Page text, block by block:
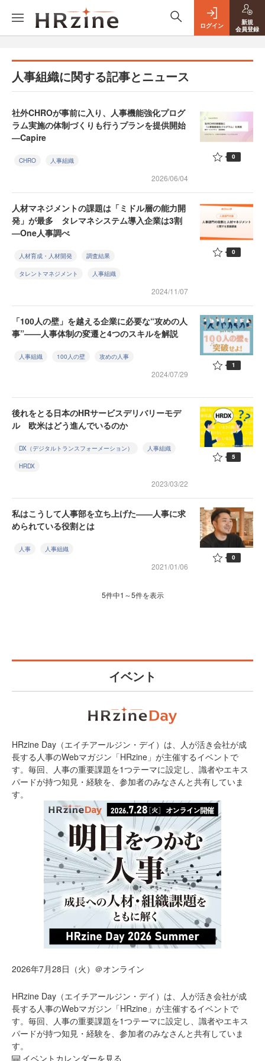
ログイン
新規
会員登録
人事組織に関する記事とニュース
社外CHROが事前に入り、人事機能強化プログ
ラム実施の体制づくりも行うプランを提供開始
—Capire
CHRO 人事組織
2026/06/04
0
人材マネジメントの課題は「ミドル層の能力開
発」が最多 タレマネシステム導入企業は3割
—One人事調べ
人材育成・人材開発 調査結果
タレントマネジメント 人事組織
2024/11/07
0
「100人の壁」を越える企業に必要な“攻めの人
事”——人事体制の変遷と4つのスキルを解説
人事組織 100人の壁 攻めの人事
2024/07/29
1
後れをとる日本のHRサービスデリバリーモデ
ル 欧米はどう進んでいるのか
DX（デジタルトランスフォーメーション） 人事組織
HRDX
2023/03/22
5
私はこうして人事部を立ち上げた――人事に求
められている役割とは
人事 人事組織
2021/01/06
0
5件中1～5件を表示
イベント
HRzine Day（エイチアールジン・デイ）は、人が活き会社が成
長する人事のWebマガジン「HRzine」が主催するイベントで
す。毎回、人事の重要課題を1つテーマに設定し、識者やエキス
パードが持つ知見・経験を、参加者のみなさんと共有していま
す。
2026年7月28日（火）＠オンライン
HRzine Day（エイチアールジン・デイ）は、人が活き会社が成
長する人事のWebマガジン「HRzine」が主催するイベントで
す。毎回、人事の重要課題を1つテーマに設定し、識者やエキス
パードが持つ知見・経験を、参加者のみなさんと共有していま
す。
イベントカレンダーを見る